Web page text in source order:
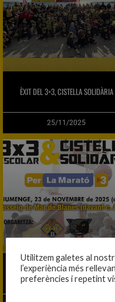
ÈXIT DEL 3×3, CISTELLA SOLIDÀRIA
25/11/2025
DIUMENGE 23, 3×3 PER LA MARATÓ
Utilitzem galetes al
l’experiència més
preferències i repetint